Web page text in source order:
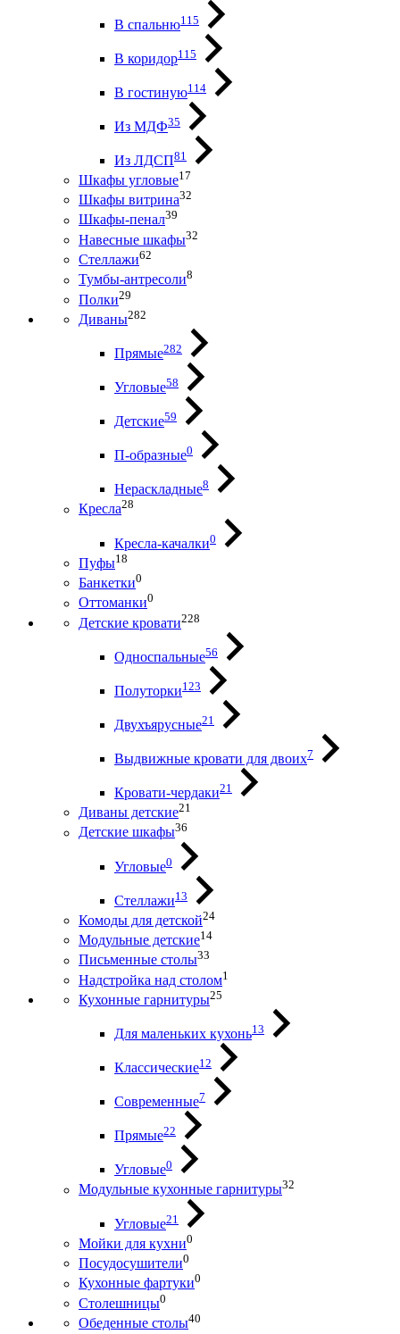
В спальню115
В коридор115
В гостиную114
Из МДФ35
Из ЛДСП81
Шкафы угловые17
Шкафы витрина32
Шкафы-пенал39
Навесные шкафы32
Стеллажи62
Тумбы-антресоли8
Полки29
Диваны282
Прямые282
Угловые58
Детские59
П-образные0
Нераскладные8
Кресла28
Кресла-качалки0
Пуфы18
Банкетки0
Оттоманки0
Детские кровати228
Односпальные56
Полуторки123
Двухъярусные21
Выдвижные кровати для двоих7
Кровати-чердаки21
Диваны детские21
Детские шкафы36
Угловые0
Стеллажи13
Комоды для детской24
Модульные детские14
Письменные столы33
Надстройка над столом1
Кухонные гарнитуры25
Для маленьких кухонь13
Классические12
Современные7
Прямые22
Угловые0
Модульные кухонные гарнитуры32
Угловые21
Мойки для кухни0
Посудосушители0
Кухонные фартуки0
Столешницы0
Обеденные столы40